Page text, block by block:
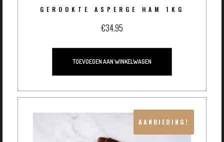
GEROOKTE ASPERGE HAM 1KG
€34.95
TOEVOEGEN AAN WINKELWAGEN
AANBIEDING!